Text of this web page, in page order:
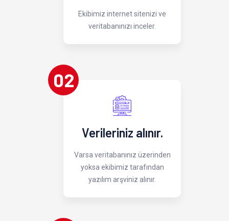
Ekibimiz internet sitenizi ve
veritabanınızı inceler.
02
Verileriniz alınır.
Varsa veritabanınız üzerinden
yoksa ekibimiz tarafından
yazılım arşviniz alınır.